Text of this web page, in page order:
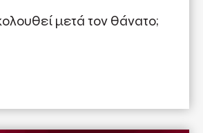
μετά τον θάνατο;